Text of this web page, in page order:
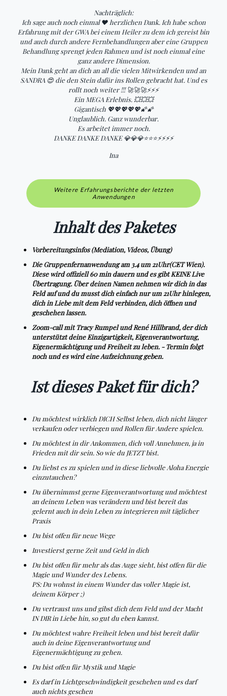
Nachträglich:
Ich sage auch noch einmal ❤ herzlichen Dank. Ich habe schon
Erfahrung mit der GWA bei einem Heiler zu dem ich gereist bin
und auch durch andere Fernbehandlungen aber eine Gruppen
Behandlung sprengt jeden Rahmen und ist noch einmal eine
ganz andere Dimension.
Mein Dank geht an dich an all die vielen Mitwirkenden und an
SANDRA 😍 die den Stein dafür ins Rollen gebracht hat. Und es
rollt noch weiter !!! 🚀🚀🚀⚡⚡⚡
Ein MEGA Erlebnis. 💥💥💥
Gigantisch 💖💖💖💖💖🌠🌠
Unglaublich. Ganz wunderbar.
Es arbeitet immer noch.
DANKE DANKE DANKE 💎💎💎⭐⭐⭐⚡⚡⚡⚡
Ina
Weitere Erfahrungsberichte der letzten
Anwendungen
Inhalt des Paketes
Vorbereitungsinfos(Mediation, Videos, Übung)
DieGruppenfernanwendung am 3.4 um 21Uhr(CET Wien).
Diese wird offiziell 60 min dauern und es gibt KEINE Live
Übertragung. Über deinen Namen nehmen wir dich in das
Feld auf und du musst dich einfach nur um 21Uhr hinlegen,
dich in Liebe mit dem Feld verbinden, dich öffnen und
geschehen lassen.
Zoom-callmit Tracy Rumpel und René Hillbrand, der dich
unterstützt deine Einzigartigkeit, Eigenverantwortung,
Eigenermächtigung und Freiheit zu leben. - Termin folgt
noch und es wird eine Aufzeichnung geben.
Ist dieses Paket für dich?
Du möchtest wirklich DICH Selbst leben, dich nicht länger
verkaufen oder verbiegen und Rollen für Andere spielen.
Du möchtest in dir Ankommen, dich voll Annehmen, ja in
Frieden mit dir sein. So wie du JETZT bist.
Du liebst es zu spielen und in diese liebvolle Aloha Energie
einzutauchen?
Du übernimmst gerne Eigenverantwortung und möchtest
an deinem Leben was verändern und bist bereit das
gelernt auch in dein Leben zu integrieren mit täglicher
Praxis
Du bist offen für neue Wege
Investierst gerne Zeit und Geld in dich
Du bist offen für mehr als das Auge sieht, bist offen für die
Magie und Wunder des Lebens.
PS: Du wohnst in einem Wunder das voller Magie ist,
deinem Körper ;)
Du vertraust uns und gibst dich dem Feld und der Macht
IN DIR in Liebe hin, so gut du eben kannst.
Du möchtest wahre Freiheit leben und bist bereit dafür
auch in deine Eigenverantwortung und
Eigenermächtigung zu gehen.
Du bist offen für Mystik und Magie
Es darf in Lichtgeschwindigkeit geschehen und es darf
auch nichts geschen